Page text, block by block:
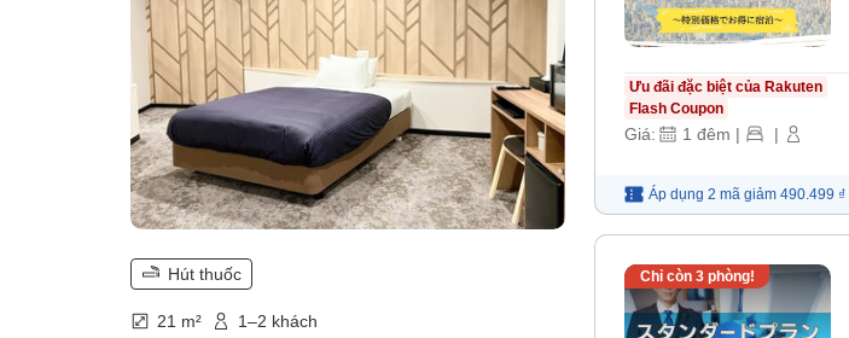
Hút thuốc
21 m² 1–2 khách
Ưu đãi đặc biệt của Rakuten
Flash Coupon
Giá: 1 đêm | |
Áp dụng 2 mã giảm 490.499 ₫
Chỉ còn 3phòng!